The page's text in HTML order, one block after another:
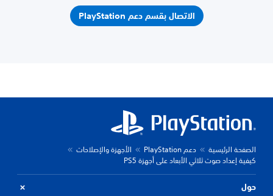
الاتصال بقسم دعم PlayStation
الصفحة الرئيسية دعم PlayStation
الأجهزة والإصلاحات
كيفية إعداد صوت ثلاثي الأبعاد على أجهزة PS5
حول